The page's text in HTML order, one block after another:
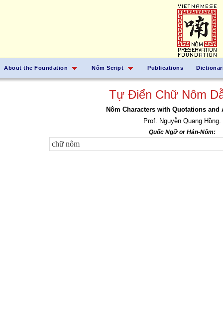
About the Foundation Nôm Script Publications
Tự Điển Chữ Nôm
Nôm Characters with Quotations and
Prof. Nguyễn Quang Hồng.
Quốc Ngữ or Hán-Nôm: